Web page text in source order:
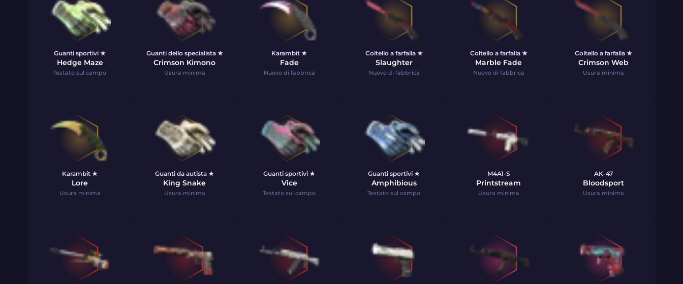
Guanti sportivi ★
Hedge Maze
Testato sul campo
Guanti dello specialista ★
Crimson Kimono
Usura minima
Karambit ★
Fade
Nuovo di fabbrica
Coltello a farfalla ★
Slaughter
Nuovo di fabbrica
Coltello a farfalla ★
Marble Fade
Nuovo di fabbrica
Coltello a farfalla ★
Crimson Web
Usura minima
Karambit ★
Lore
Usura minima
Guanti da autista ★
King Snake
Usura minima
Guanti sportivi ★
Vice
Testato sul campo
Guanti sportivi ★
Amphibious
Testato sul campo
M4A1-S
Printstream
Usura minima
AK-47
Bloodsport
Usura minima